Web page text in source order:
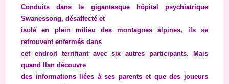
Conduits dans le gigantesque hôpital psychiatrique
Swanessong, désaffecté et
isolé en plein milieu des montagnes alpines, ils se
retrouvent enfermés dans
cet endroit terrifiant avec six autres participants. Mais
quand Ilan découvre
des informations liées à ses parents et que des joueurs